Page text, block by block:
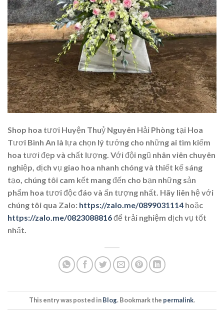
Shop hoa tươi Huyện Thuỷ Nguyên Hải Phòng tại Hoa
Tươi Bình An là lựa chọn lý tưởng cho những ai tìm kiếm
hoa tươi đẹp và chất lượng. Với đội ngũ nhân viên chuyên
nghiệp, dịch vụ giao hoa nhanh chóng và thiết kế sáng
tạo, chúng tôi cam kết mang đến cho bạn những sản
phẩm hoa tươi độc đáo và ấn tượng nhất. Hãy liên hệ với
chúng tôi qua Zalo: https://zalo.me/0899031114 hoặc
https://zalo.me/0823088816để trải nghiệm dịch vụ tốt
nhất.
This entry was posted inBlog. Bookmark the permalink.